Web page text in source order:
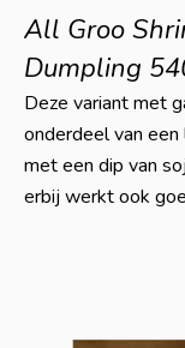
All Groo
Dumpling
Deze variant met
onderdeel van
met een dip van
erbij werkt ook